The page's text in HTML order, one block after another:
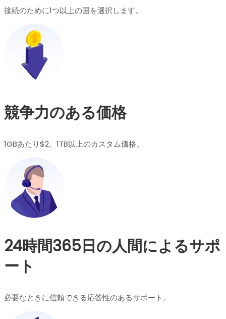
接続のために1つ以上の国を選択します。
競争力のある価格
1GBあたり$2、1TB以上のカスタム価格。
24時間365日の人間によるサポ
ート
必要なときに信頼できる応答性のあるサポート。